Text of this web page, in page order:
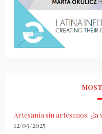
Artesanía sin artesanos: ¿la
12/09/2025